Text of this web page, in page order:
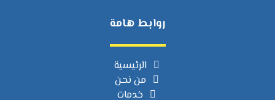
روابط هامة
الرئيسية
من نحن
خدمات